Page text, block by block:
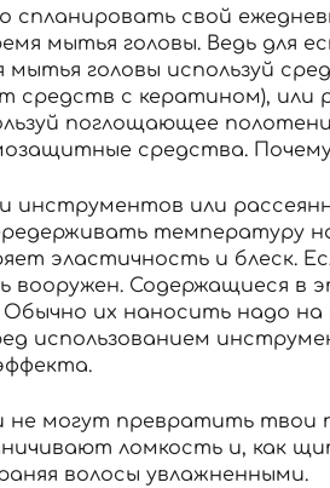
спланировать свой
мытья головы. Ведь для
головы используй
средств с кератином), или
поглощающее
средства.
или
температуру
эластичность и блеск.
Содержащиеся в
их наносить надо
использованием
не могут превратить твои
ломкость и, как
волосы увлажненными.